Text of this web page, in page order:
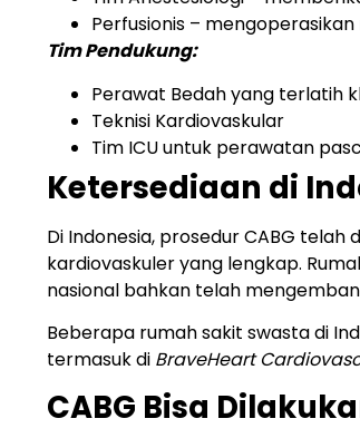
Perfusionis –
Tim Pendukung:
Perawat Bedah yang terlatih
Teknisi Kardiovaskular
Tim ICU untuk perawatan
Ketersediaan di
Di Indonesia, prosedur CABG
kardiovaskuler yang lengkap.
nasional bahkan telah
Beberapa rumah sakit swasta di
termasuk di BraveHeart
CABG Bisa